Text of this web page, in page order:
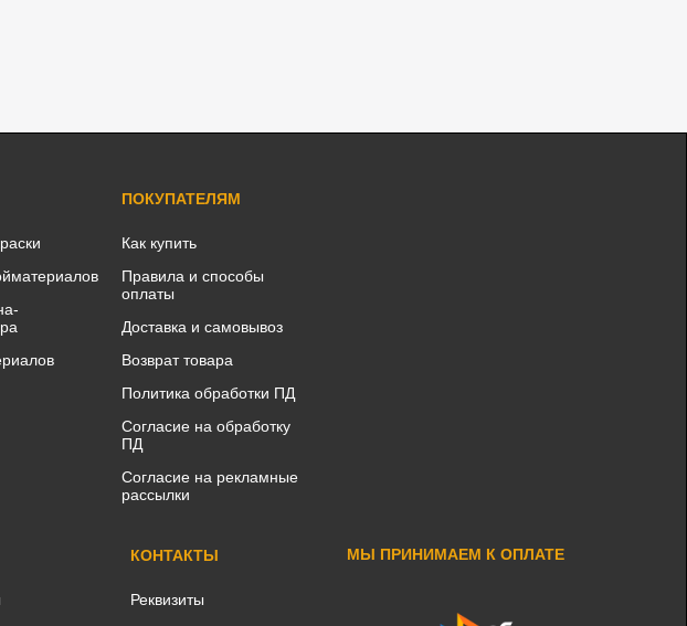
ПОКУПАТЕЛЯМ
Как купить
Правила и способы
оплаты
Доставка и самовывоз
Возврат товара
Политика обработки ПД
Согласие на обработку
ПД
Согласие на рекламные
рассылки
КОНТАКТЫ
Реквизиты
МЫ ПРИНИМАЕМ К ОПЛАТЕ